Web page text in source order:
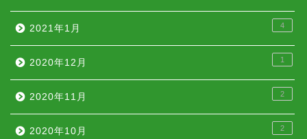
2021年1月 4
2020年12月 1
2020年11月 2
2020年10月 2